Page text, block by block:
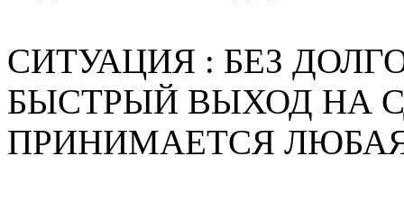
СИТУАЦИЯ : БЕЗ
БЫСТРЫЙ ВЫХОД НА
ПРИНИМАЕТСЯ